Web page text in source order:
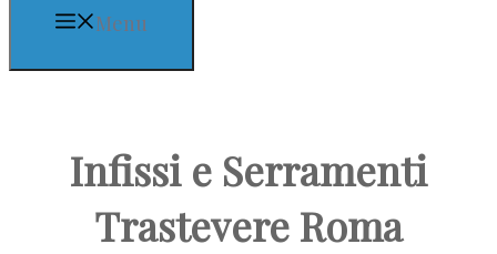
Menu
Infissi e Serramenti
Trastevere Roma